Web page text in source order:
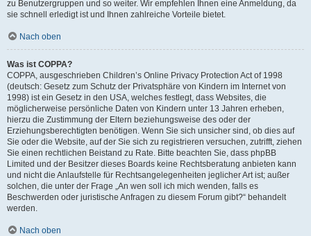
zu Benutzergruppen und so weiter. Wir empfehlen Ihnen eine Anmeldung, da
sie schnell erledigt ist und Ihnen zahlreiche Vorteile bietet.
Nach oben
Was ist COPPA?
COPPA, ausgeschrieben Children’s Online Privacy Protection Act of 1998
(deutsch: Gesetz zum Schutz der Privatsphäre von Kindern im Internet von
1998) ist ein Gesetz in den USA, welches festlegt, dass Websites, die
möglicherweise persönliche Daten von Kindern unter 13 Jahren erheben,
hierzu die Zustimmung der Eltern beziehungsweise des oder der
Erziehungsberechtigten benötigen. Wenn Sie sich unsicher sind, ob dies auf
Sie oder die Website, auf der Sie sich zu registrieren versuchen, zutrifft, ziehen
Sie einen rechtlichen Beistand zu Rate. Bitte beachten Sie, dass phpBB
Limited und der Besitzer dieses Boards keine Rechtsberatung anbieten kann
und nicht die Anlaufstelle für Rechtsangelegenheiten jeglicher Art ist; außer
solchen, die unter der Frage „An wen soll ich mich wenden, falls es
Beschwerden oder juristische Anfragen zu diesem Forum gibt?“ behandelt
werden.
Nach oben